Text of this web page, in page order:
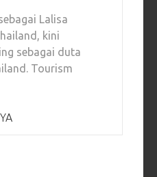
Lalisa
kini
sebagai duta
Tourism